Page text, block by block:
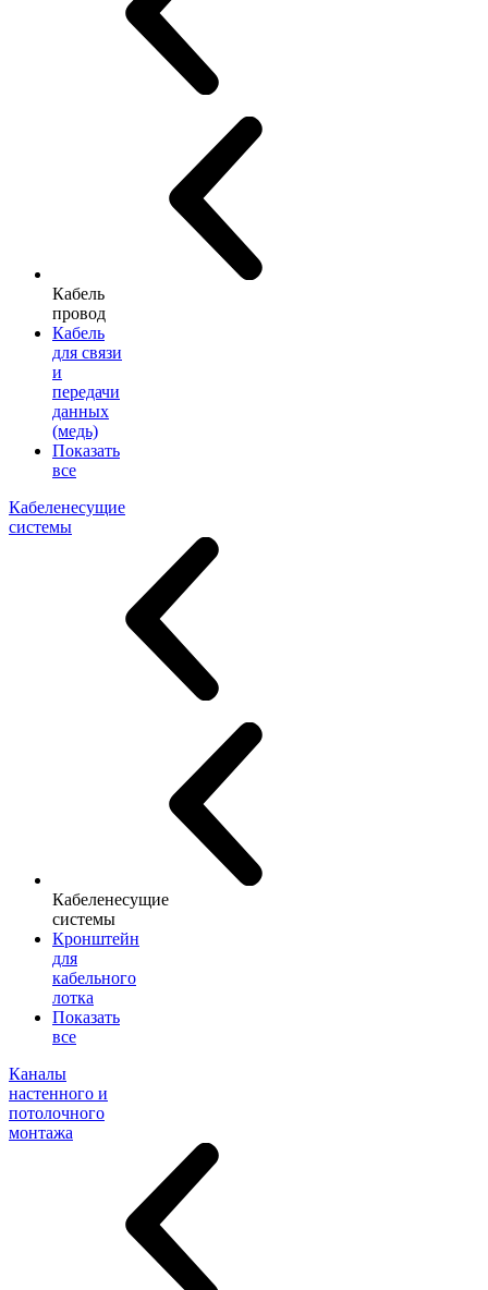
Кабель
провод
Кабель
для связи
и
передачи
данных
(медь)
Показать
все
Кабеленесущие
системы
Кабеленесущие
системы
Кронштейн
для
кабельного
лотка
Показать
все
Каналы
настенного и
потолочного
монтажа